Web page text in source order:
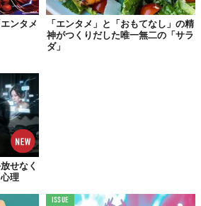
けたのち、Marawaさんは
トラリア、クロアチアなど
し、レッスンも実施。
クショップを通して、自身が主宰する
ました。Marawaさんはフラフープパフ
たフラフープの先生として、現在も精
。
ンタメ
「エンタメ」と「おもてなし」の精
神がつくりだした唯一無二の「サラ
ダ」
せなく
理
ISSUE